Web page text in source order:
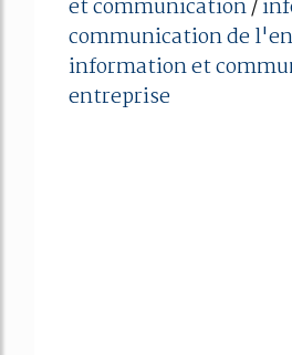
et communication/
communication de
information et
entreprise